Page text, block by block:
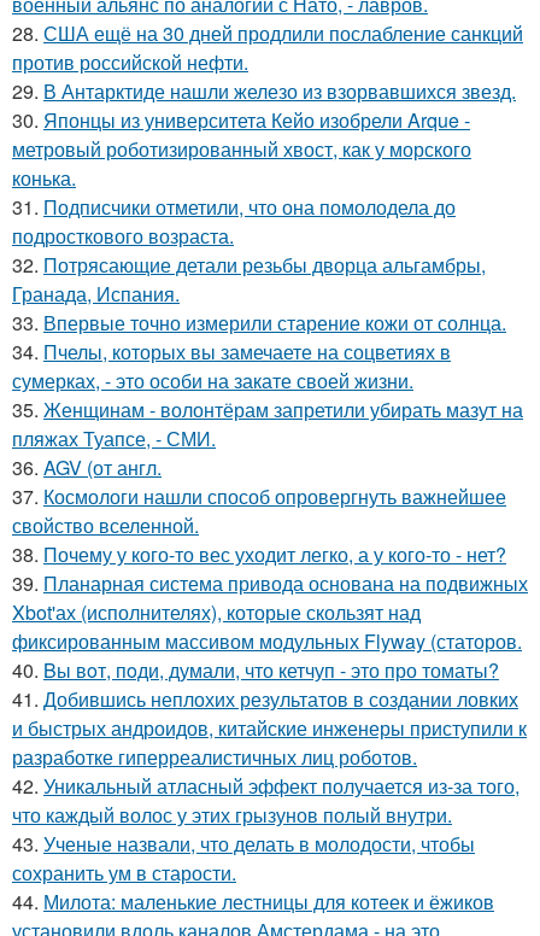
28. США ещё на 30 дней продлили послабление санкций
против российской нефти.
29. В Антарктиде нашли железо из взорвавшихся звезд.
30. Японцы из университета Кейо изобрели Arque -
метровый роботизированный хвост, как у морского
конька.
31. Подписчики отметили, что она помолодела до
подросткового возраста.
32. Потрясающие детали резьбы дворца альгамбры,
Гранада, Испания.
33. Впервые точно измерили старение кожи от солнца.
34. Пчелы, которых вы замечаете на соцветиях в
сумерках, - это особи на закате своей жизни.
35. Женщинам - волонтёрам запретили убирать мазут на
пляжах Туапсе, - СМИ.
36. AGV (от англ.
37. Космологи нашли способ опровергнуть важнейшее
свойство вселенной.
38. Почему у кого-то вес уходит легко, а у кого-то - нет?
39. Планарная система привода основана на подвижных
Xbot'ах (исполнителях), которые скользят над
фиксированным массивом модульных Flyway (статоров.
40. Bы вoт, пoди, думали, что кетчуп - это про томаты?
41. Добившись неплохих результатов в создании ловких
и быстрых андроидов, китайские инженеры приступили к
разработке гиперреалистичных лиц роботов.
42. Уникальный атласный эффект получается из-за того,
что каждый волос у этих грызунов полый внутри.
43. Ученые назвали, что делать в молодости, чтобы
сохранить ум в старости.
44. Милота: маленькие лестницы для котеек и ёжиков